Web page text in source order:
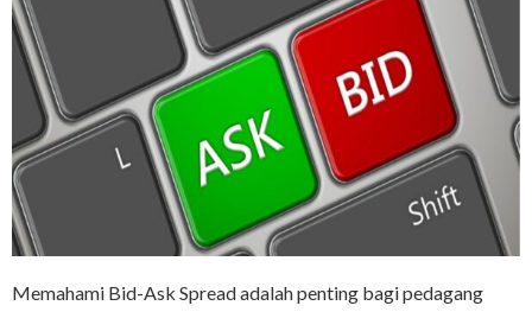
Memahami Bid-Ask Spread adalah penting bagi pedagang